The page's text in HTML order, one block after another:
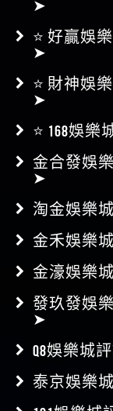
➤
⭐ 好贏娛
➤
⭐ 財神娛
➤
⭐ 168娛
金合發娛
➤
淘金娛樂
金禾娛樂
金濠娛樂
發玖發娛
➤
Q8娛樂城
泰京娛樂